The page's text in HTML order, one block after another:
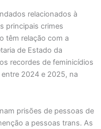
relacionados à
principais crimes
têm relação com a
de Estado da
recordes de feminicídios
2024 e 2025, na
prisões de pessoas de
a pessoas trans. As